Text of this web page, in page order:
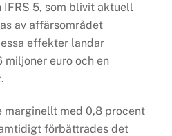
5, som blivit aktuell
av affärsområdet
effekter landar
euro och en
marginellt med 0,8 procent
förbättrades det